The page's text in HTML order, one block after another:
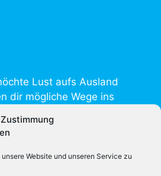
Website und unseren Service zu
Lust aufs Ausland
dir mögliche Wege ins
powered byweltweiser.